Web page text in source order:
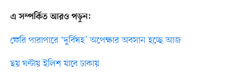
এ সম্পর্কিত আরও পড়ুন:
ফেরি পারাপারে ‘দুর্বিষহ’ অপেক্ষার অবসান হচ্ছে আজ
ছয় ঘণ্টায় ইলিশ যাবে ঢাকায়